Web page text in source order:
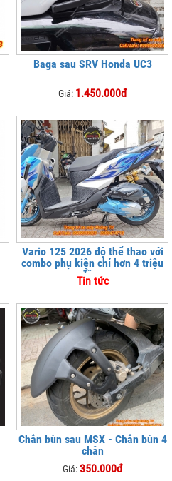
Baga sau SRV Honda UC3
Giá: 1.450.000đ
Vario 125 2026 độ thể thao với
combo phụ kiện chỉ hơn 4 triệu
đồng
Tin tức
Chắn bùn sau MSX - Chắn bùn 4
chân
Giá:350.000đ